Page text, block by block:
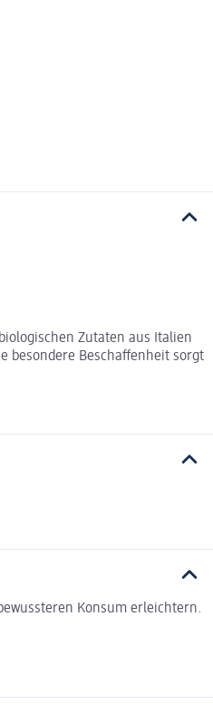
Zutaten aus Italien
besondere Beschaffenheit sorgt
Konsum erleichtern.